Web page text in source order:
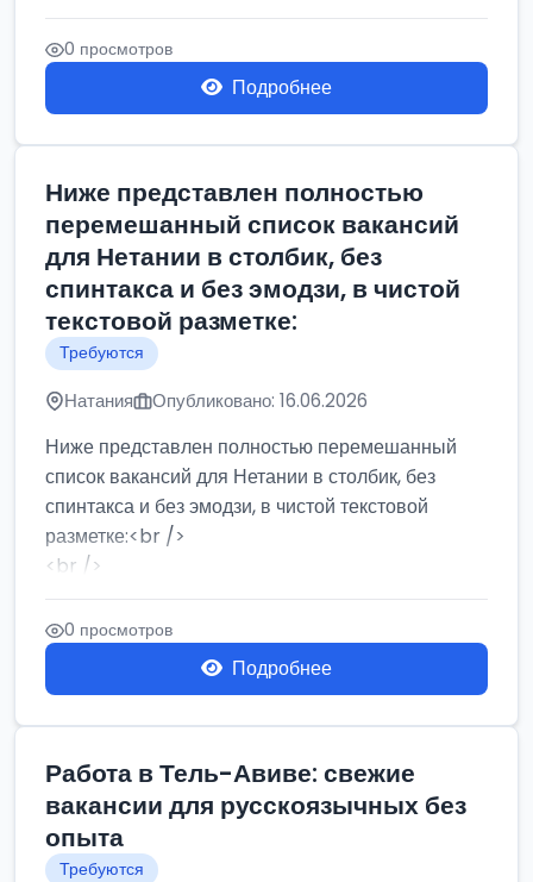
Разнорабочий на сборку м...
0 просмотров
Подробнее
Ниже представлен полностью
перемешанный список вакансий
для Нетании в столбик, без
спинтакса и без эмодзи, в чистой
текстовой разметке:
Требуются
Натания Опубликовано: 16.06.2026
Ниже представлен полностью перемешанный
список вакансий для Нетании в столбик, без
спинтакса и без эмодзи, в чистой текстовой
разметке:<br />
<br />
Работа в Нетании на мебельном производстве:
требу...
0 просмотров
Подробнее
Работа в Тель-Авиве: свежие
вакансии для русскоязычных без
опыта
Требуются